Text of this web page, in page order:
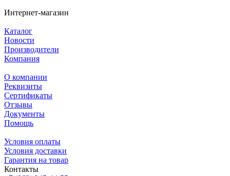
Интернет-магазин
Каталог
Новости
Производители
Компания
О компании
Реквизиты
Сертификаты
Отзывы
Документы
Помощь
Условия оплаты
Условия доставки
Гарантия на товар
Контакты